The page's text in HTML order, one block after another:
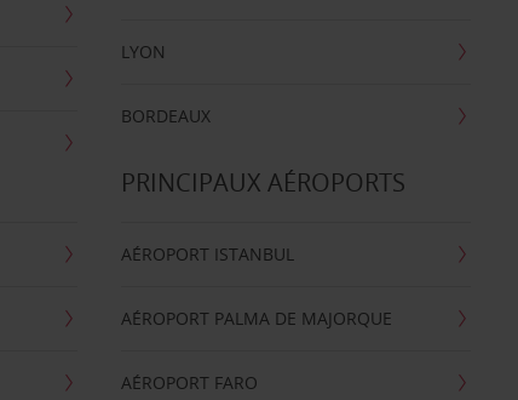
LYON
BORDEAUX
PRINCIPAUX AÉROPORTS
AÉROPORT ISTANBUL
AÉROPORT PALMA DE MAJORQUE
AÉROPORT FARO